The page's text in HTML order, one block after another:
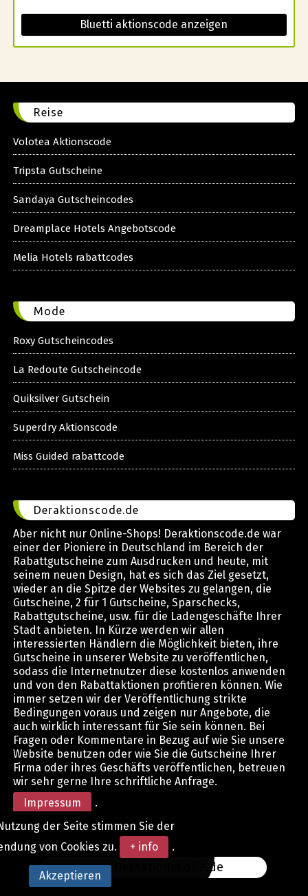
Bluetti aktionscode anzeigen
Reise
Volotea Aktionscode
Tripsta Gutscheine
Sandaya Gutscheincodes
Dreamplace Hotels Angebotscode
Melia Hotels rabattcodes
Mode
Roxy Gutscheincodes
La Redoute Gutscheincode
Quiksilver Gutschein
Superdry Aktionscode
Miss Guided rabattcode
Deraktionscode.de
Aber nicht nur Online-Shops! Deraktionscode.de war
einer der Pioniere in Deutschland im Bereich der
Rabattgutscheine zum Ausdrucken und heute, mit
seinem neuen Design, hat es sich das Ziel gesetzt,
wieder an die Spitze der Websites zu gelangen, die
Gutscheine, 2 für 1 Gutscheine, Sparschecks,
Rabattgutscheine, usw. für die Ladengeschäfte Ihrer
Stadt anbieten. In Kürze werden wir allen
interessierten Händlern die Möglichkeit bieten, ihre
Gutscheine in unserer Website zu veröffentlichen,
sodass die Internetnutzer diese kostenlos anwenden
und von den Rabattaktionen profitieren können. Wie
immer setzen wir der Veröffentlichung strikte
Bedingungen voraus und zeigen nur Angebote, die
auch wirklich interessant für Sie sein können. Bei
Fragen oder Kommentare in Bezug auf wie Sie unsere
Website benutzen oder wie Sie die Gutscheine Ihrer
Firma oder ihres Geschäfts veröffentlichen, betreuen
wir sehr gerne Ihre schriftliche Anfrage.
Impressum
.
www.DerAktionsCode.de
der Seite stimmen Sie der
von Cookies zu.
+ info .
Akzeptieren